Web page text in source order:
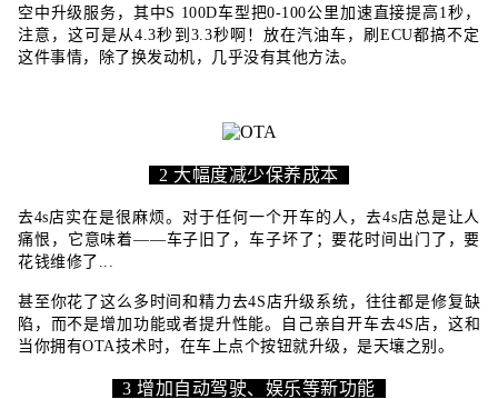
空中升级服务，其中S 100D车型把0-100公里加速直接提高1秒，
注意，这可是从4.3秒到3.3秒啊！放在汽油车，刷ECU都搞不定
这件事情，除了换发动机，几乎没有其他方法。
2 大幅度减少保养成本
去4s店实在是很麻烦。对于任何一个开车的人，去4s店总是让人
痛恨，它意味着——车子旧了，车子坏了；要花时间出门了，要
花钱维修了...
甚至你花了这么多时间和精力去4S店升级系统，往往都是修复缺
陷，而不是增加功能或者提升性能。自己亲自开车去4S店，这和
当你拥有OTA技术时，在车上点个按钮就升级，是天壤之别。
3 增加自动驾驶、娱乐等新功能